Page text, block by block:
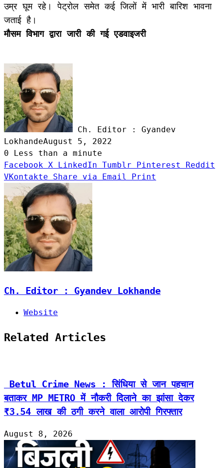
उम्र घूम रहे। पेट्रोल समेत कई जिलों में भारी बारिश भावना
जताई है।
मौसम विभाग द्वारा जारी की गई एडवाइजरी
Ch. Editor : Gyandev
LokhandeAugust 5, 2022
0 Less than a minute
Facebook X LinkedIn Tumblr Pinterest
Reddit
VKontakte
Share via Email Print
Ch. Editor : Gyandev Lokhande
Website
Related Articles
Betul Crime News : सिंधिया से जान पहचान
बताकर MP METRO में नौकरी दिलाने का झांसा देकर
₹3.54 लाख की ठगी करने वाला आरोपी गिरफ्तार
August 8, 2026